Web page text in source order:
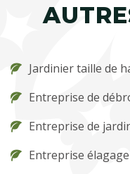
Jardinier taille de
Entreprise de
Entreprise de
Entreprise